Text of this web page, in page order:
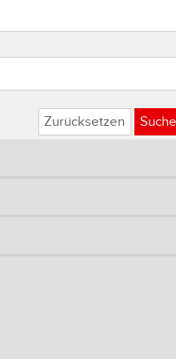
Zurücksetzen